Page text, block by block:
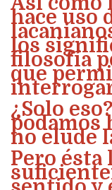
hace uso
los
filosofía
que
¿Solo
podamos
no elude
Pero ésta